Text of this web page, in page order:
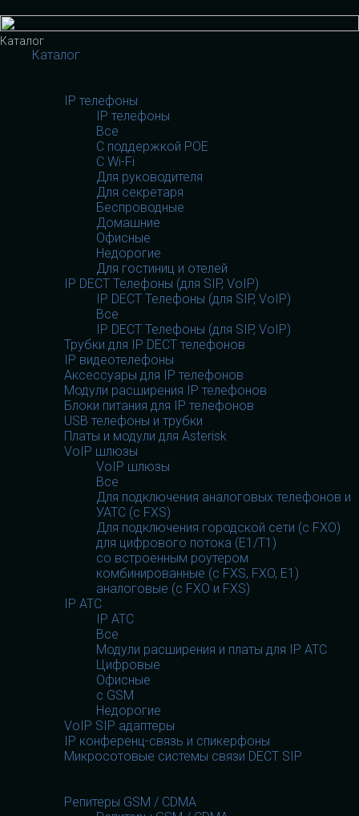
Каталог
Каталог
IP телефоны
IP телефоны
Все
С поддержкой POE
C Wi-Fi
Для руководителя
Для секретаря
Беспроводные
Домашние
Офисные
Недорогие
Для гостиниц и отелей
IP DECT Телефоны (для SIP, VoIP)
IP DECT Телефоны (для SIP, VoIP)
Все
IP DECT Телефоны (для SIP, VoIP)
Трубки для IP DECT телефонов
IP видеотелефоны
Аксессуары для IP телефонов
Модули расширения IP телефонов
Блоки питания для IP телефонов
USB телефоны и трубки
Платы и модули для Asterisk
VoIP шлюзы
VoIP шлюзы
Все
Для подключения аналоговых телефонов и
УАТС (с FXS)
Для подключения городской сети (с FXO)
для цифрового потока (E1/T1)
со встроенным роутером
комбинированные (c FXS, FXO, E1)
аналоговые (с FXO и FXS)
IP АТС
IP АТС
Все
Модули расширения и платы для IP АТС
Цифровые
Офисные
с GSM
Недорогие
VoIP SIP адаптеры
IP конференц-связь и спикерфоны
Микросотовые системы связи DECT SIP
Репитеры GSM / CDMA